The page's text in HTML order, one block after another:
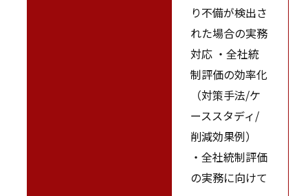
り不備が検出さ
れた場合の実務
対応 ・全社統
制評価の効率化
（対策手法/ケ
ーススタディ/
削減効果例）
・全社統制評価
の実務に向けて